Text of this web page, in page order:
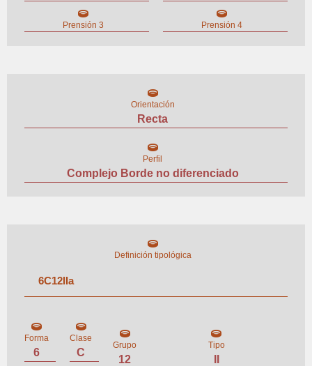
Prensión 3 Prensión 4
Orientación
Recta
Perfil
Complejo Borde no diferenciado
Definición tipológica
6C12IIa
Forma
6
Clase
C
Grupo
12
Tipo